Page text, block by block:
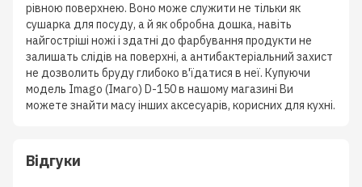
рівною поверхнею. Воно може служити не тільки як
сушарка для посуду, а й як обробна дошка, навіть
найгостріші ножі і здатні до фарбування продукти не
залишать слідів на поверхні, а антибактеріальний захист
не дозволить бруду глибоко в'їдатися в неї. Купуючи
модель Imago (Імаго) D-150 в нашому магазині Ви
можете знайти масу інших аксесуарів, корисних для кухні.
Відгуки